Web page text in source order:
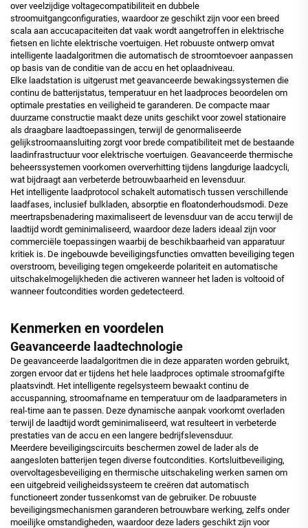
over veelzijdige voltagecompatibiliteit en dubbele
stroomuitgangconfiguraties, waardoor ze geschikt zijn voor een breed
scala aan accucapaciteiten dat vaak wordt aangetroffen in elektrische
fietsen en lichte elektrische voertuigen. Het robuuste ontwerp omvat
intelligente laadalgoritmen die automatisch de stroomtoevoer aanpassen
op basis van de conditie van de accu en het oplaadniveau.
Elke laadstation is uitgerust met geavanceerde bewakingssystemen die
continu de batterijstatus, temperatuur en het laadproces beoordelen om
optimale prestaties en veiligheid te garanderen. De compacte maar
duurzame constructie maakt deze units geschikt voor zowel stationaire
als draagbare laadtoepassingen, terwijl de genormaliseerde
gelijkstroomaansluiting zorgt voor brede compatibiliteit met de bestaande
laadinfrastructuur voor elektrische voertuigen. Geavanceerde thermische
beheerssystemen voorkomen oververhitting tijdens langdurige laadcycli,
wat bijdraagt aan verbeterde betrouwbaarheid en levensduur.
Het intelligente laadprotocol schakelt automatisch tussen verschillende
laadfases, inclusief bulkladen, absorptie en floatonderhoudsmodi. Deze
meertrapsbenadering maximaliseert de levensduur van de accu terwijl de
laadtijd wordt geminimaliseerd, waardoor deze laders ideaal zijn voor
commerciële toepassingen waarbij de beschikbaarheid van apparatuur
kritiek is. De ingebouwde beveiligingsfuncties omvatten beveiliging tegen
overstroom, beveiliging tegen omgekeerde polariteit en automatische
uitschakelmogelijkheden die activeren wanneer het laden is voltooid of
wanneer foutcondities worden gedetecteerd.
Kenmerken en voordelen
Geavanceerde laadtechnologie
De geavanceerde laadalgoritmen die in deze apparaten worden gebruikt,
zorgen ervoor dat er tijdens het hele laadproces optimale stroomafgifte
plaatsvindt. Het intelligente regelsysteem bewaakt continu de
accuspanning, stroomafname en temperatuur om de laadparameters in
real-time aan te passen. Deze dynamische aanpak voorkomt overladen
terwijl de laadtijd wordt geminimaliseerd, wat resulteert in verbeterde
prestaties van de accu en een langere bedrijfslevensduur.
Meerdere beveiligingscircuits beschermen zowel de lader als de
aangesloten batterijen tegen diverse foutcondities. Kortsluitbeveiliging,
overvoltagesbeveiliging en thermische uitschakeling werken samen om
een uitgebreid veiligheidssysteem te creëren dat automatisch
functioneert zonder tussenkomst van de gebruiker. De robuuste
beveiligingsmechanismen garanderen betrouwbare werking, zelfs onder
moeilijke omstandigheden, waardoor deze laders geschikt zijn voor